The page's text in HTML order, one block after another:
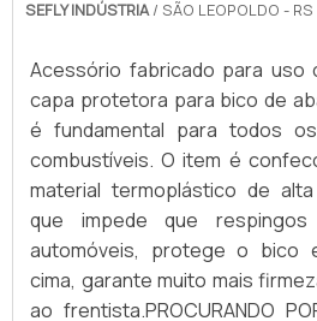
SEFLY INDÚSTRIA / SÃO LEOPOLDO - RS
Acessório fabricado para uso
capa protetora para bico de
é fundamental para todos
combustíveis. O item é
material termoplástico de
que impede que
automóveis, protege o bico
cima, garante muito mais
ao frentista.PROCURANDO